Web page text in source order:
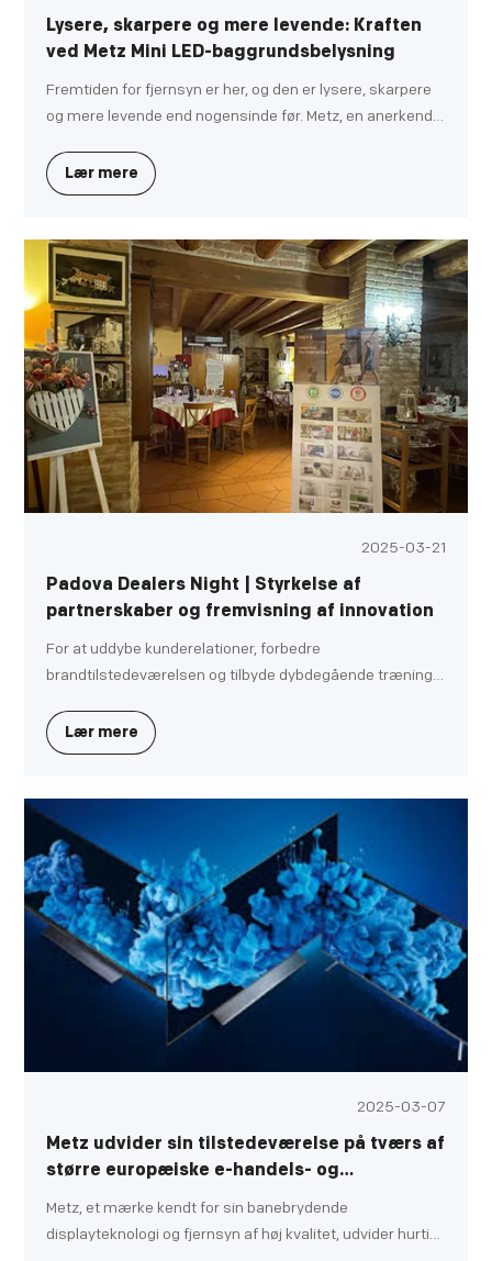
Lysere, skarpere og mere levende: Kraften
ved Metz Mini LED-baggrundsbelysning
Fremtiden for fjernsyn er her, og den er lysere, skarpere
og mere levende end nogensinde før. Metz, en anerkendt
underholdningsoplevelsen med sit MNE9000 4K Mini LED
TV.
Lær mere
2025-03-21
Padova Dealers Night | Styrkelse af
partnerskaber og fremvisning af innovation
For at uddybe kunderelationer, forbedre
brandtilstedeværelsen og tilbyde dybdegående træning i
succes DG Spring Dealer Conference den 13. marts i
Padova, Norditalien.
Lær mere
2025-03-07
Metz udvider sin tilstedeværelse på tværs af
større europæiske e-handels- og
detailkanaler
Metz, et mærke kendt for sin banebrydende
displayteknologi og fjernsyn af høj kvalitet, udvider hurtigt